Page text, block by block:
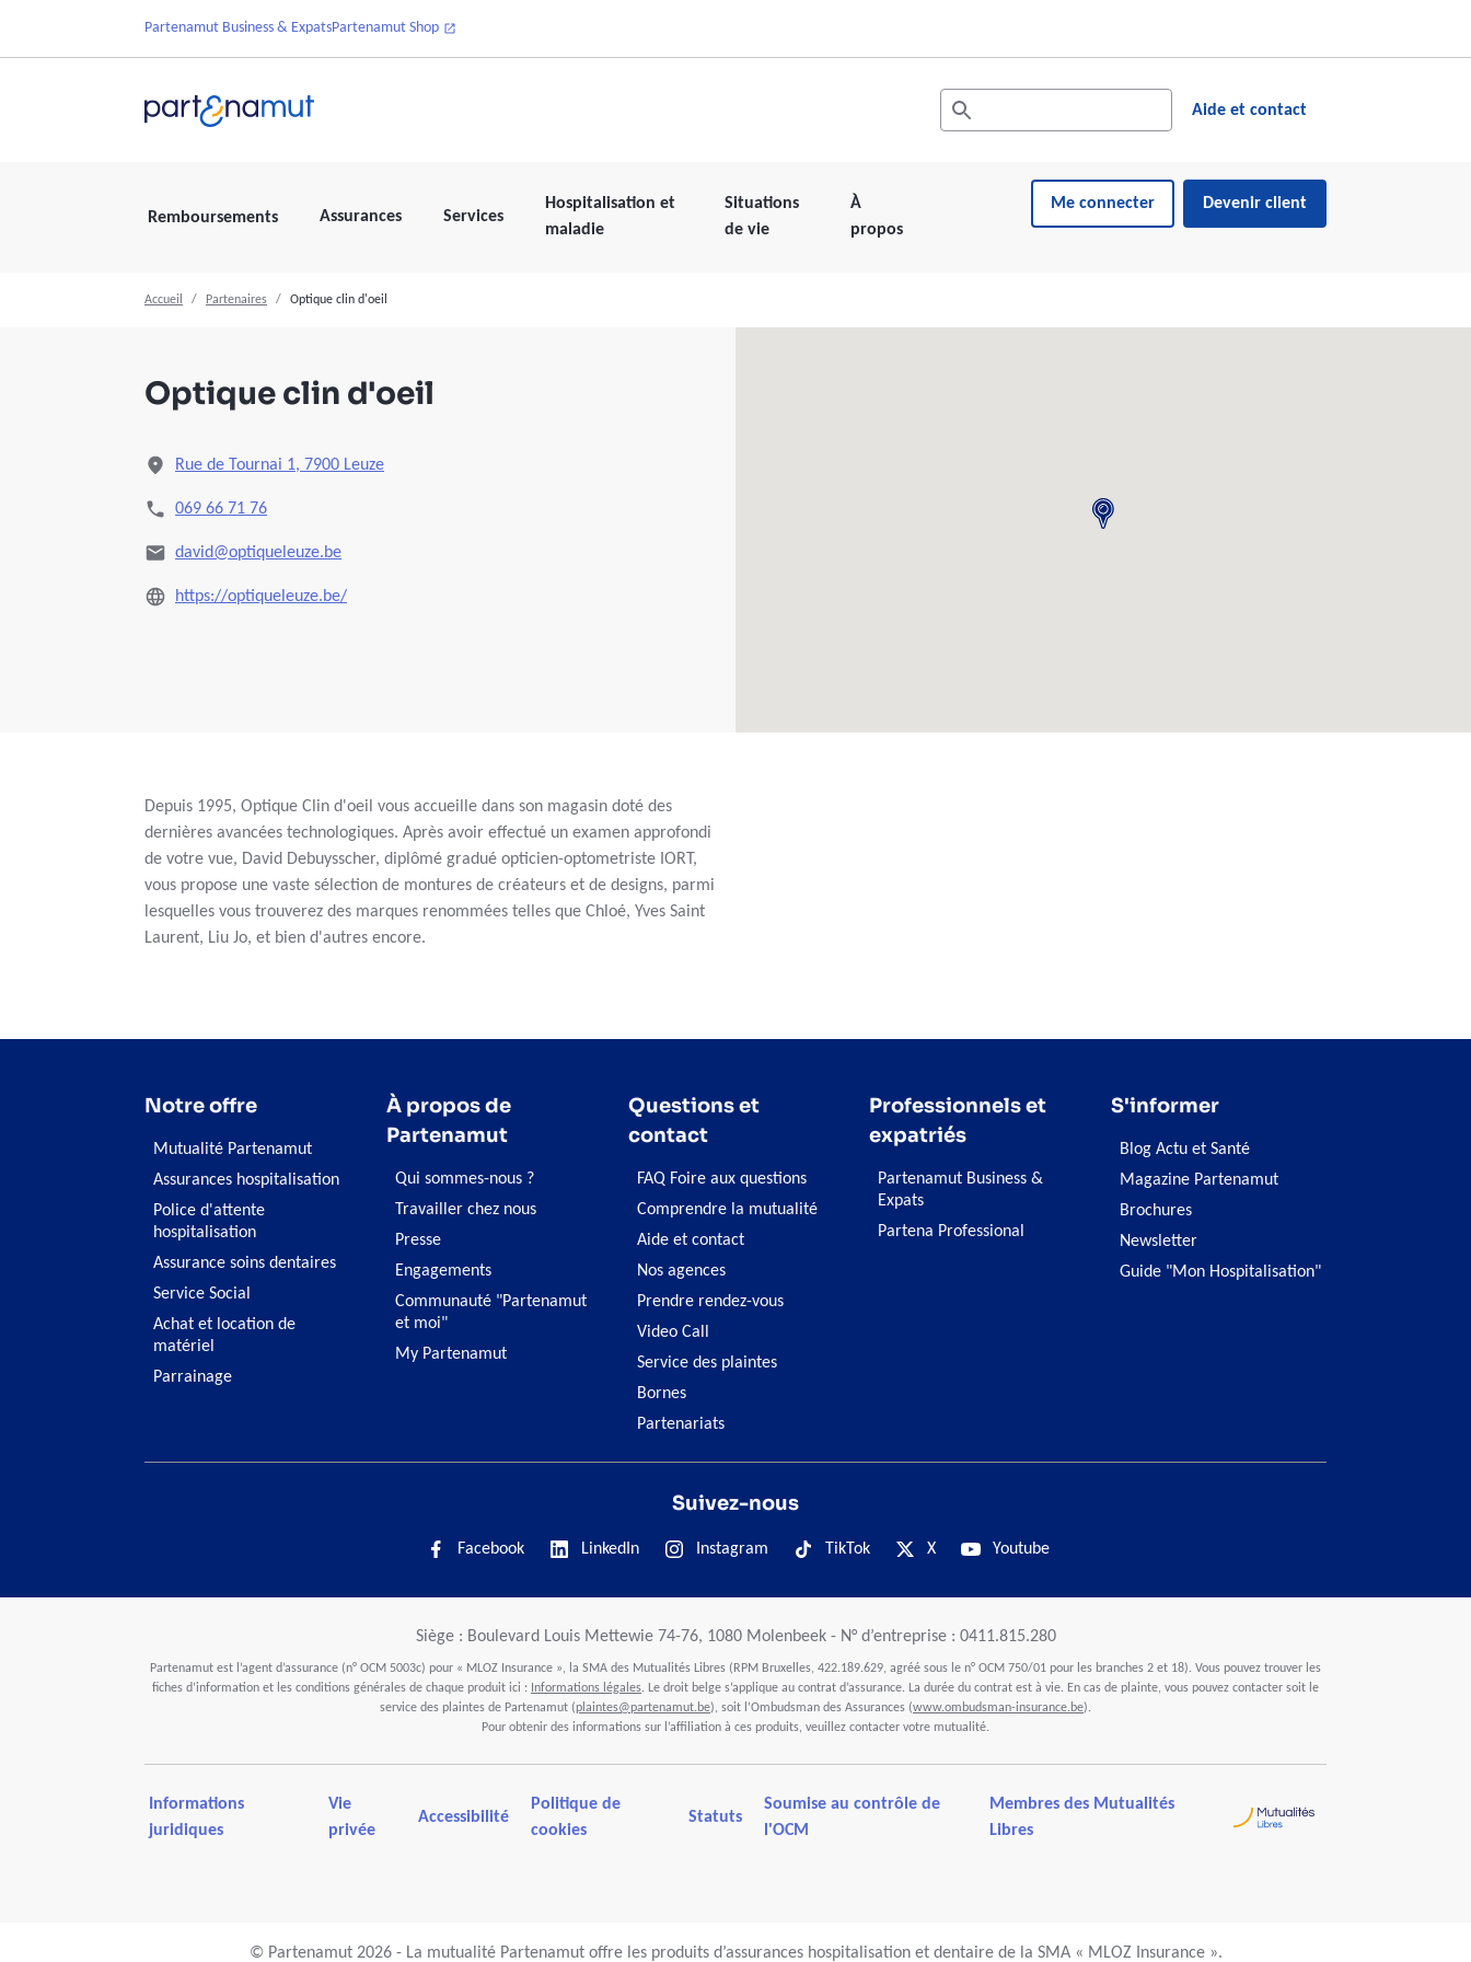
Partenamut Business & ExpatsPartenamut Shop
Rechercher dans le site web
Les résultats suggérés s'affichent dynamiquement sous le champ de
Aide et contact
Remboursements Assurances Services
Hospitalisation et
maladie
Situations
de vie
À
propos
Me connecter Devenir client
Accueil Partenaires Optique clin d'oeil
Optique clin d'oeil
Rue de Tournai 1, 7900 Leuze
069 66 71 76
david@optiqueleuze.be
https://optiqueleuze.be/
Depuis 1995, Optique Clin d'oeil vous accueille dans son magasin doté des
dernières avancées technologiques. Après avoir effectué un examen approfondi
de votre vue, David Debuysscher, diplômé gradué opticien-optometriste IORT,
vous propose une vaste sélection de montures de créateurs et de designs, parmi
lesquelles vous trouverez des marques renommées telles que Chloé, Yves Saint
Laurent, Liu Jo, et bien d'autres encore.
Notre offre
Mutualité Partenamut
Assurances hospitalisation
Police d'attente
hospitalisation
Assurance soins dentaires
Service Social
Achat et location de
matériel
Parrainage
À propos de
Partenamut
Qui sommes-nous ?
Travailler chez nous
Presse
Engagements
Communauté "Partenamut
et moi"
My Partenamut
Questions et
contact
FAQ Foire aux questions
Comprendre la mutualité
Aide et contact
Nos agences
Prendre rendez-vous
Video Call
Service des plaintes
Bornes
Partenariats
Professionnels et
expatriés
Partenamut Business &
Expats
Partena Professional
S'informer
Blog Actu et Santé
Magazine Partenamut
Brochures
Newsletter
Guide "Mon Hospitalisation"
Suivez-nous
Facebook LinkedIn Instagram TikTok X Youtube
Siège : Boulevard Louis Mettewie 74-76, 1080 Molenbeek - N° d’entreprise : 0411.815.280
Partenamut est l’agent d’assurance (n° OCM 5003c) pour « MLOZ Insurance », la SMA des Mutualités Libres (RPM Bruxelles, 422.189.629, agréé sous le n° OCM 750/01 pour les branches 2 et 18). Vous pouvez trouver les
fiches d’information et les conditions générales de chaque produit ici : Informations légales. Le droit belge s’applique au contrat d’assurance. La durée du contrat est à vie. En cas de plainte, vous pouvez contacter soit le
service des plaintes de Partenamut (plaintes@partenamut.be), soit l’Ombudsman des Assurances (www.ombudsman-insurance.be).
Pour obtenir des informations sur l’affiliation à ces produits, veuillez contacter votre mutualité.
Informations
juridiques
Vie
privée
Accessibilité
Politique de
cookies
Statuts
Soumise au contrôle de
l'OCM
Membres des Mutualités
Libres
© Partenamut 2026 - La mutualité Partenamut offre les produits d’assurances hospitalisation et dentaire de la SMA « MLOZ Insurance ».